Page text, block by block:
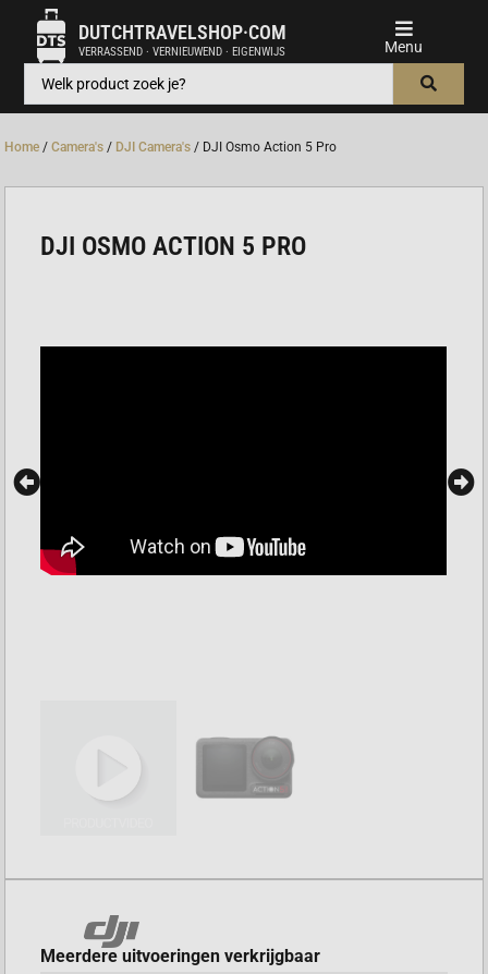
DUTCHTRAVELSHOP·COM
VERRASSEND · VERNIEUWEND · EIGENWIJS
Home /Camera's / DJI Camera's / DJI Osmo Action 5 Pro
DJI OSMO ACTION 5 PRO
Meerdere uitvoeringen verkrijgbaar